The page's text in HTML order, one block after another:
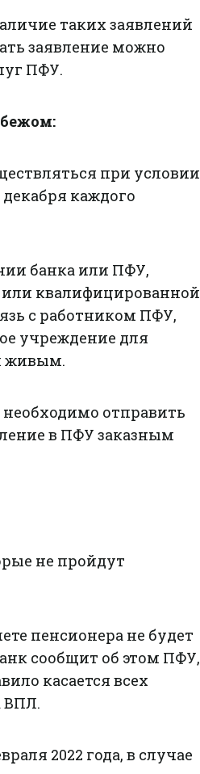
таких заявлений
заявление можно
ПФУ.
при условии
каждого
банка или ПФУ,
квалифицированной
с работником ПФУ,
учреждение для
живым.
отправить
в ПФУ заказным
не пройдут
пенсионера не будет
сообщит об этом ПФУ,
касается всех
ВПЛ.
2022 года, в случае